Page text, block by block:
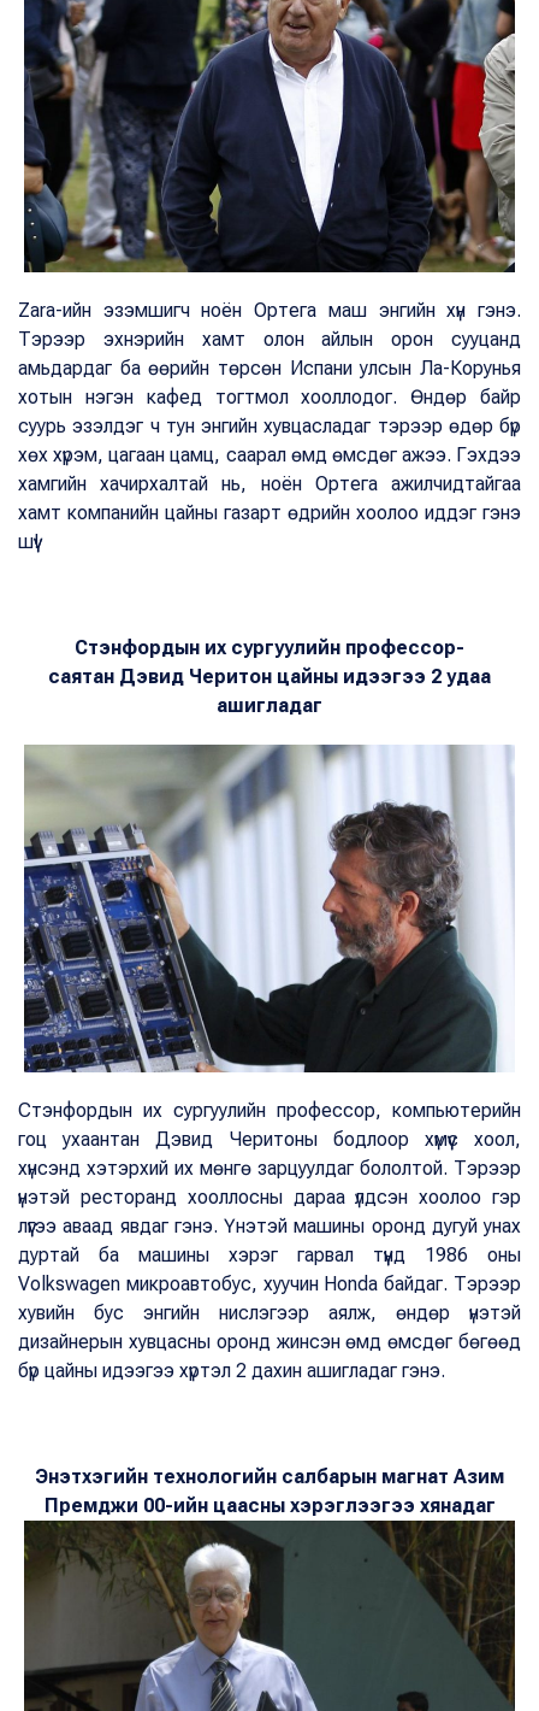
Zara-ийн эзэмшигч ноён Ортега маш энгийн хүн гэнэ.
Тэрээр эхнэрийн хамт олон айлын орон сууцанд
амьдардаг ба өөрийн төрсөн Испани улсын Ла-Корунья
хотын нэгэн кафед тогтмол хооллодог. Өндөр байр
суурь эзэлдэг ч тун энгийн хувцасладаг тэрээр өдөр бүр
хөх хүрэм, цагаан цамц, саарал өмд өмсдөг ажээ. Гэхдээ
хамгийн хачирхалтай нь, ноён Ортега ажилчидтайгаа
хамт компанийн цайны газарт өдрийн хоолоо иддэг гэнэ
шүү!
Стэнфордын их сургуулийн профессор-
саятан Дэвид Черитон цайны идээгээ 2 удаа
ашигладаг
Стэнфордын их сургуулийн профессор, компьютерийн
гоц ухаантан Дэвид Черитоны бодлоор хүмүүс хоол,
хүнсэнд хэтэрхий их мөнгө зарцуулдаг бололтой. Тэрээр
үнэтэй ресторанд хооллосны дараа үлдсэн хоолоо гэр
лүүгээ аваад явдаг гэнэ. Үнэтэй машины оронд дугуй унах
дуртай ба машины хэрэг гарвал түүнд 1986 оны
Volkswagen микроавтобус, хуучин Honda байдаг. Тэрээр
хувийн бус энгийн нислэгээр аялж, өндөр үнэтэй
дизайнерын хувцасны оронд жинсэн өмд өмсдөг бөгөөд
бүр цайны идээгээ хүртэл 2 дахин ашигладаг гэнэ.
Энэтхэгийн технологийн салбарын магнат Азим
Премджи 00-ийн цаасны хэрэглээгээ хянадаг